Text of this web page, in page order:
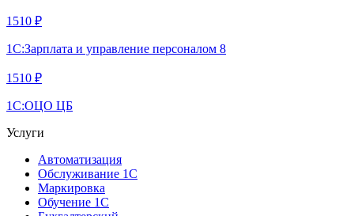
1510 ₽
1С:Зарплата и управление персоналом 8
1510 ₽
1С:ОЦО ЦБ
Услуги
Автоматизация
Обслуживание 1С
Маркировка
Обучение 1С